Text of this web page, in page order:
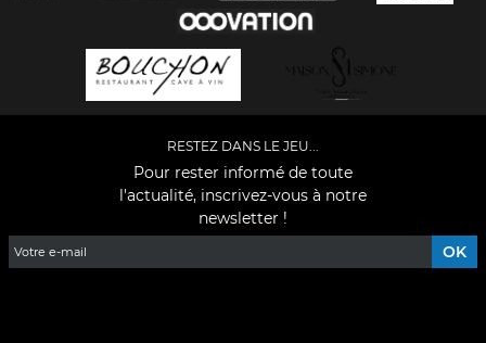
RESTEZ DANS LE JEU...
Pour rester informé de toute
l'actualité, inscrivez-vous à notre
newsletter !